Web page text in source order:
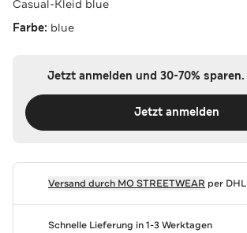
Casual-Kleid blue
Farbe: blue
Jetzt anmelden und 30-70% sparen.
Jetzt anmelden
Versand durch MO STREETWEAR per DHL
Schnelle Lieferung in 1-3 Werktagen